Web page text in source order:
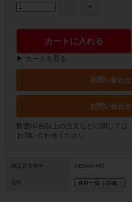
カートに入れる
▶ カートを見る
お問い合わせ
お問い合わせ
数量50台以上の注文などに関しては
お問い合わせください
商品管理番号 5493447449
送料 送料一覧（詳細）